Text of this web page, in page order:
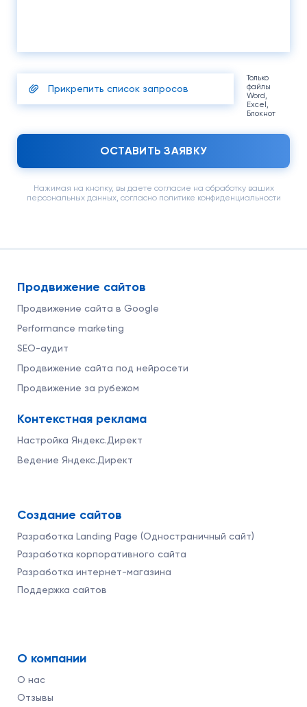
Прикрепить список запросов
Только
файлы
Word,
Excel,
Блокнот
ОСТАВИТЬ ЗАЯВКУ
Нажимая на кнопку, вы даете согласие на обработку ваших
персональных данных, согласно политике конфиденциальности
Продвижение сайтов
Продвижение сайта в Google
Performance marketing
SEO-аудит
Продвижение сайта под нейросети
Продвижение за рубежом
Контекстная реклама
Настройка Яндекс.Директ
Ведение Яндекс.Директ
Создание сайтов
Разработка Landing Page (Одностраничный сайт)
Разработка корпоративного сайта
Разработка интернет-магазина
Поддержка сайтов
О компании
О нас
Отзывы